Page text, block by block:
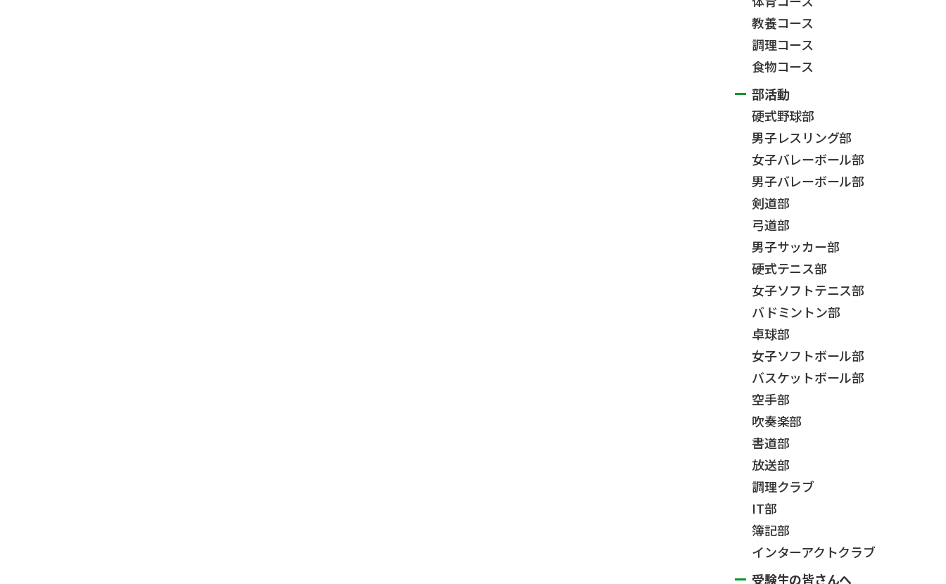
教養コース
調理コース
食物コース
部活動
硬式野球部
男子レスリング部
女子バレーボール部
男子バレーボール部
剣道部
弓道部
男子サッカー部
硬式テニス部
女子ソフトテニス部
バドミントン部
卓球部
女子ソフトボール部
バスケットボール部
空手部
吹奏楽部
書道部
放送部
調理クラブ
IT部
簿記部
インターアクトクラブ
受験生の皆さんへ